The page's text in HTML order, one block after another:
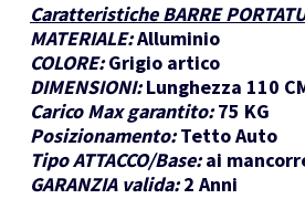
Caratteristiche BARRE
MATERIALE:Alluminio
COLORE: Grigio artico
DIMENSIONI: Lunghezza 110
Carico Max garantito: 75 KG
Posizionamento: Tetto Auto
Tipo ATTACCO/Base: ai
GARANZIA valida: 2 Anni